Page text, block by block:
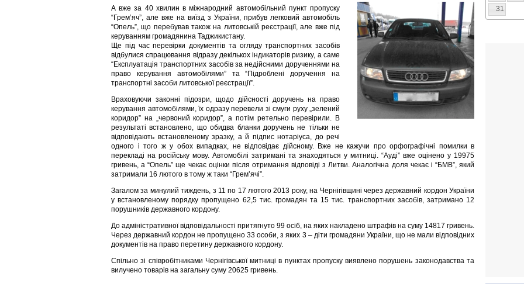
А вже за 40 хвилин в міжнародний автомобільний пункт пропуску
“Грем’яч”, але вже на виїзд з України, прибув легковий автомобіль
“Опель”, що перебував також на литовській реєстрації, але вже під
керуванням громадянина Таджикистану.
Ще під час перевірки документів та огляду транспортних засобів
відбулися спрацювання відразу декількох індикаторів ризику, а саме
“Експлуатація транспортних засобів за недійсними дорученнями на
право керування автомобілями” та “Підроблені доручення на
транспортні засоби литовської реєстрації”.
Враховуючи законні підозри, щодо дійсності доручень на право
керування автомобілями, їх одразу перевели зі смуги руху „зелений
коридор” на „червоний коридор”, а потім ретельно перевірили. В
результаті встановлено, що обидва бланки доручень не тільки не
відповідають встановленому зразку, а й підпис нотаріуса, до речі
одного і того ж у обох випадках, не відповідає дійсному. Вже не кажучи про орфографічні помилки в
перекладі на російську мову. Автомобілі затримані та знаходяться у митниці. “Ауді” вже оцінено у 19975
гривень, а “Опель” ще чекає оцінки після отримання відповіді з Литви. Аналогічна доля чекає і “БМВ”, який
затримали 16 лютого в тому ж таки “Грем’ячі”.
Загалом за минулий тиждень, з 11 по 17 лютого 2013 року, на Чернігівщині через державний кордон України
у встановленому порядку пропущено 62,5 тис. громадян та 15 тис. транспортних засобів, затримано 12
порушників державного кордону.
До адміністративної відповідальності притягнуто 99 осіб, на яких накладено штрафів на суму 14817 гривень.
Через державний кордон не пропущено 33 особи, з яких 3 – діти громадяни України, що не мали відповідних
документів на право перетину державного кордону.
Спільно зі співробітниками Чернігівської митниці в пунктах пропуску виявлено порушень законодавства та
вилучено товарів на загальну суму 20625 гривень.
31